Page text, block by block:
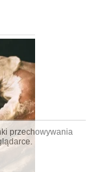
przechowywania